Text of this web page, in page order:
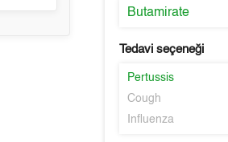
Butamirate
Tedavi seçeneği
Pertussis
Cough
Influenza